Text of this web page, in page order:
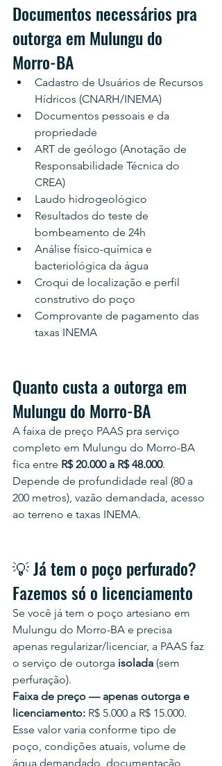
Documentos necessários pra
outorga em Mulungu do
Morro-BA
Cadastro de Usuários de Recursos
Hídricos (CNARH/INEMA)
Documentos pessoais e da
propriedade
ART de geólogo (Anotação de
Responsabilidade Técnica do
CREA)
Laudo hidrogeológico
Resultados do teste de
bombeamento de 24h
Análise físico-química e
bacteriológica da água
Croqui de localização e perfil
construtivo do poço
Comprovante de pagamento das
taxas INEMA
Quanto custa a outorga em
Mulungu do Morro-BA
A faixa de preço PAAS pra serviço
completo em Mulungu do Morro-BA
fica entre R$ 20.000 a R$ 48.000.
Depende de profundidade real (80 a
200 metros), vazão demandada, acesso
ao terreno e taxas INEMA.
💡 Já tem o poço perfurado?
Fazemos só o licenciamento
Se você já tem o poço artesiano em
Mulungu do Morro-BA e precisa
apenas regularizar/licenciar, a PAAS faz
o serviço de outorga isolada (sem
perfuração).
Faixa de preço — apenas outorga e
licenciamento: R$ 5.000 a R$ 15.000.
Esse valor varia conforme tipo de
poço, condições atuais, volume de
água demandado, documentação